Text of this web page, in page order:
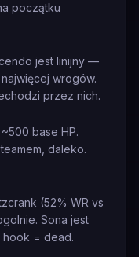
początku
jest linijny —
wrogów.
przez nich.
base HP.
daleko.
(52% WR vs
Sona jest
= dead.